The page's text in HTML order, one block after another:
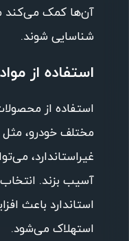
آن‌ها کمک می‌کند
شناسایی شوند.
استفاده از
استفاده از
مختلف خودرو،
غیراستاندارد،
آسیب بزند.
استاندارد باعث
استهلاک می‌شود.